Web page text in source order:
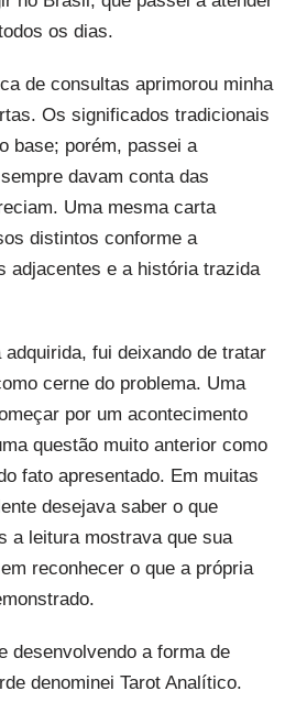
os dias.
de consultas aprimorou minha
Os significados tradicionais
base; porém, passei a
davam conta das
Uma mesma carta
distintos conforme a
adjacentes e a história trazida
fui deixando de tratar
cerne do problema. Uma
por um acontecimento
questão muito anterior como
fato apresentado. Em muitas
desejava saber o que
a leitura mostrava que sua
reconhecer o que a própria
desenvolvendo a forma de
denominei Tarot Analítico.